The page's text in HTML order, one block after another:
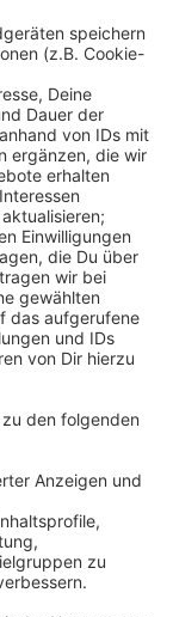
Solo-
Ein
haben
hat. Als
März
als die Hälfte
als Vergleich